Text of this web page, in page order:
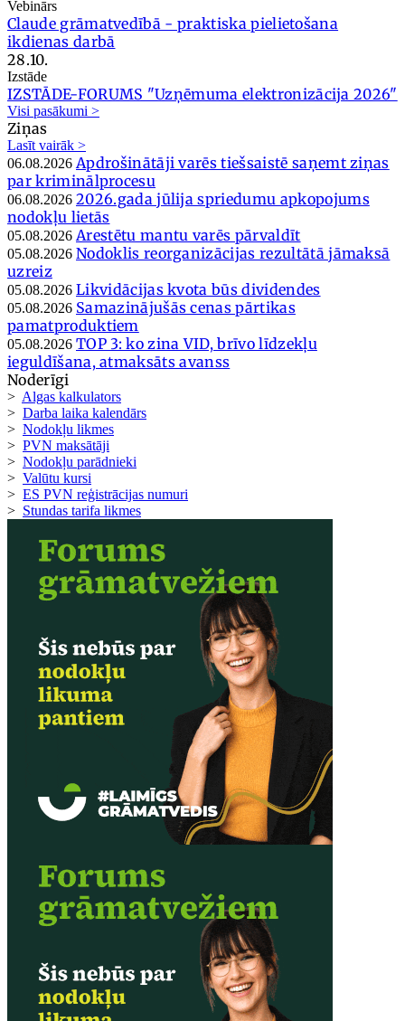
Vebinārs
Claude grāmatvedībā - praktiska pielietošana
ikdienas darbā
28.10.
Izstāde
IZSTĀDE-FORUMS "Uzņēmuma elektronizācija 2026"
Visi pasākumi >
Ziņas
Lasīt vairāk >
06.08.2026 Apdrošinātāji varēs tiešsaistē saņemt ziņas
par kriminālprocesu
06.08.2026 2026.gada jūlija spriedumu apkopojums
nodokļu lietās
05.08.2026 Arestētu mantu varēs pārvaldīt
05.08.2026 Nodoklis reorganizācijas rezultātā jāmaksā
uzreiz
05.08.2026 Likvidācijas kvota būs dividendes
05.08.2026 Samazinājušās cenas pārtikas
pamatproduktiem
05.08.2026 TOP 3: ko zina VID, brīvo līdzekļu
ieguldīšana, atmaksāts avanss
Noderīgi
> Algas kalkulators
> Darba laika kalendārs
> Nodokļu likmes
> PVN maksātāji
> Nodokļu parādnieki
> Valūtu kursi
> ES PVN reģistrācijas numuri
> Stundas tarifa likmes